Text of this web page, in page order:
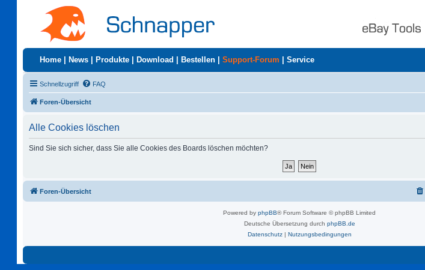
Home News Produkte Download Bestellen Support-Forum Service
Schnellzugriff FAQ
Foren-Übersicht
Alle Cookies löschen
Sind Sie sich sicher, dass Sie alle Cookies des Boards löschen möchten?
Foren-Übersicht
Powered by phpBB® Forum Software © phpBB Limited
Deutsche Übersetzung durch phpBB.de
Datenschutz| Nutzungsbedingungen